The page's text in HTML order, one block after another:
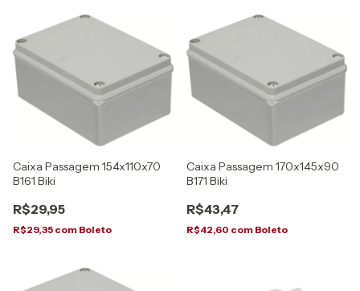
Caixa Passagem 154x110x70
B161 Biki
R$29,95
R$29,35 com Boleto
Caixa Passagem 170x145x90
B171 Biki
R$43,47
R$42,60 com Boleto